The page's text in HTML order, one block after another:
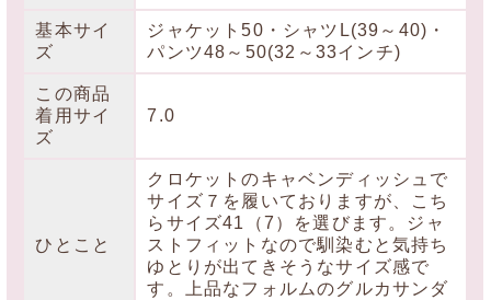
基本サイ
ズ
ジャケット50・シャツL(39～40)・
パンツ48～50(32～33インチ)
この商品
着用サイ
ズ
7.0
ひとこと
クロケットのキャベンディッシュで
サイズ７を履いておりますが、こち
らサイズ41（7）を選びます。ジャ
ストフィットなので馴染むと気持ち
ゆとりが出てきそうなサイズ感で
す。上品なフォルムのグルカサンダ